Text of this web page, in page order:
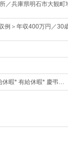
／兵庫県明石市大観
例＞年収400万円／30
休暇* 有給休暇* 慶弔…